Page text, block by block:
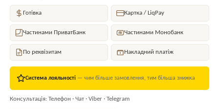
Готівка Картка / LiqPay
Частинами ПриватБанк Частинами Монобанк
По реквізитам Накладний платіж
Система лояльності — чим більше замовлення, тим більша знижка
Консультація: Телефон · Чат · Viber · Telegram